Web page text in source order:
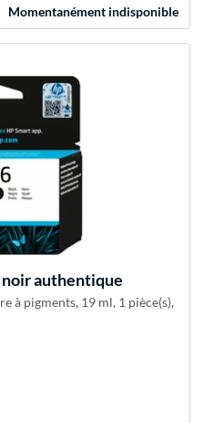
Momentanément indisponible
authentique
à pigments, 19 ml, 1 pièce(s),